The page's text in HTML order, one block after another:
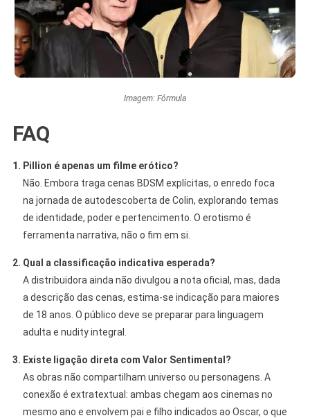
Imagem: Fórmula
FAQ
1. Pillion é apenas um filme erótico?
Não. Embora traga cenas BDSM explícitas, o enredo foca
na jornada de autodescoberta de Colin, explorando temas
de identidade, poder e pertencimento. O erotismo é
ferramenta narrativa, não o fim em si.
2. Qual a classificação indicativa esperada?
A distribuidora ainda não divulgou a nota oficial, mas, dada
a descrição das cenas, estima-se indicação para maiores
de 18 anos. O público deve se preparar para linguagem
adulta e nudity integral.
3. Existe ligação direta com Valor Sentimental?
As obras não compartilham universo ou personagens. A
conexão é extratextual: ambas chegam aos cinemas no
mesmo ano e envolvem pai e filho indicados ao Oscar, o que